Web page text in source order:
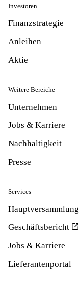
Investoren
Finanzstrategie
Anleihen
Aktie
Weitere Bereiche
Unternehmen
Jobs & Karriere
Nachhaltigkeit
Presse
Services
Hauptversammlung
Geschäftsbericht
Jobs & Karriere
Lieferantenportal